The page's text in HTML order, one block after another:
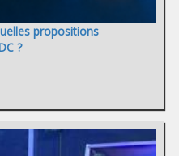
propositions
?